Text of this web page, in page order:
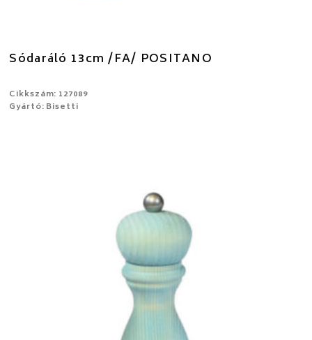
Sódaráló 13cm /FA/ POSITANO
Cikkszám: 127089
Gyártó: Bisetti